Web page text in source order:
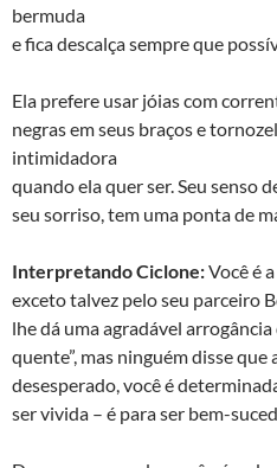
bermuda
e fica descalça sempre que
Ela prefere usar jóias com
negras em seus braços e
intimidadora
quando ela quer ser. Seu senso
seu sorriso, tem uma ponta de
Interpretando Ciclone:Você é
exceto talvez pelo seu parceiro
lhe dá uma agradável arrogância
quente”, mas ninguém disse que
desesperado, você é
ser vivida – é para ser bem-